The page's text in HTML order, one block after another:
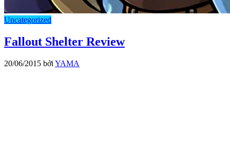
Uncategorized
Fallout Shelter Review
20/06/2015 bởi YAMA